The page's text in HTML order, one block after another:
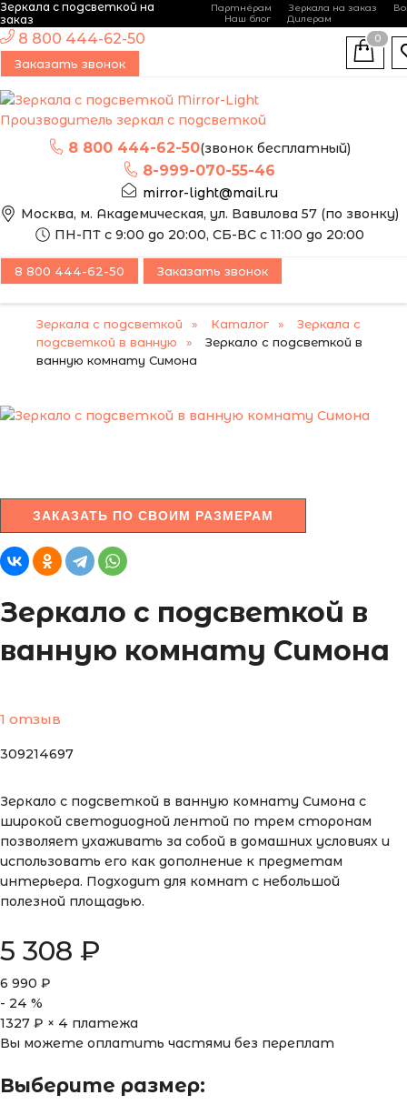
Зеркала с подсветкой на
заказ
Партнёрам Зеркала на заказ
Наш блог
Дилерам
Производитель зеркал с подсветкой
8 800 444-62-50(звонок бесплатный)
8-999-070-55-46
mirror-light@mail.ru
Москва, м. Академическая, ул. Вавилова 57 (по звонку)
ПН-ПТ с 9:00 до 20:00, СБ-ВС с 11:00 до 20:00
8 800 444-62-50
Заказать звонок
0
8 800 444-62-50 Заказать звонок
Зеркала с подсветкой Каталог
Зеркала с
подсветкой в ванную
Зеркало с подсветкой в
ванную комнату Симона
ЭТО ЗЕРКАЛО МЫ
МОЖЕМ ИЗГОТОВИТЬ
ПО ВАШИМ
ЗАКАЗАТЬ ПО СВОИМ РАЗМЕРАМ
Зеркало с подсветкой в
ванную комнату Симона
1 отзыв
309214697
Зеркало с подсветкой в ванную комнату Симона с
широкой светодиодной лентой по трем сторонам
позволяет ухаживать за собой в домашних условиях и
использовать его как дополнение к предметам
интерьера. Подходит для комнат с небольшой
полезной площадью.
5 308 ₽
6 990 ₽
- 24 %
1327 ₽ × 4 платежа
Вы можете оплатить частями без переплат
Выберите размер:
-